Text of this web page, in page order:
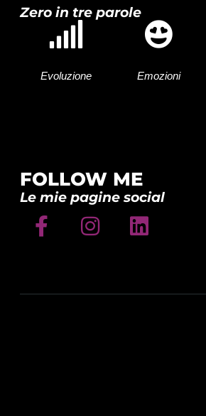
Zero in tre parole
Evoluzione Emozioni
FOLLOW ME
Le mie pagine social